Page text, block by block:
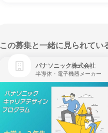
この募集と一緒に見られてい
パナソニック株式会社
半導体・電子機器メーカー